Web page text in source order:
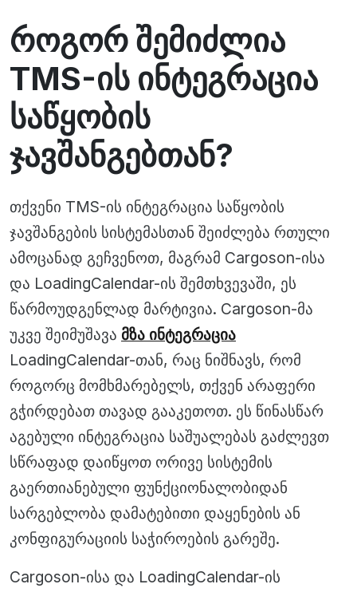
როგორ შემიძლია
TMS-ის ინტეგრაცია
საწყობის
ჯავშანგებთან?
თქვენი TMS-ის ინტეგრაცია საწყობის
ჯავშანგების სისტემასთან შეიძლება რთული
ამოცანად გეჩვენოთ, მაგრამ Cargoson-ისა
და LoadingCalendar-ის შემთხვევაში, ეს
წარმოუდგენლად მარტივია. Cargoson-მა
უკვე შეიმუშავა მზა ინტეგრაცია
LoadingCalendar-თან, რაც ნიშნავს, რომ
როგორც მომხმარებელს, თქვენ არაფერი
გჭირდებათ თავად გააკეთოთ. ეს წინასწარ
აგებული ინტეგრაცია საშუალებას გაძლევთ
სწრაფად დაიწყოთ ორივე სისტემის
გაერთიანებული ფუნქციონალობიდან
სარგებლობა დამატებითი დაყენების ან
კონფიგურაციის საჭიროების გარეშე.
Cargoson-ისა და LoadingCalendar-ის